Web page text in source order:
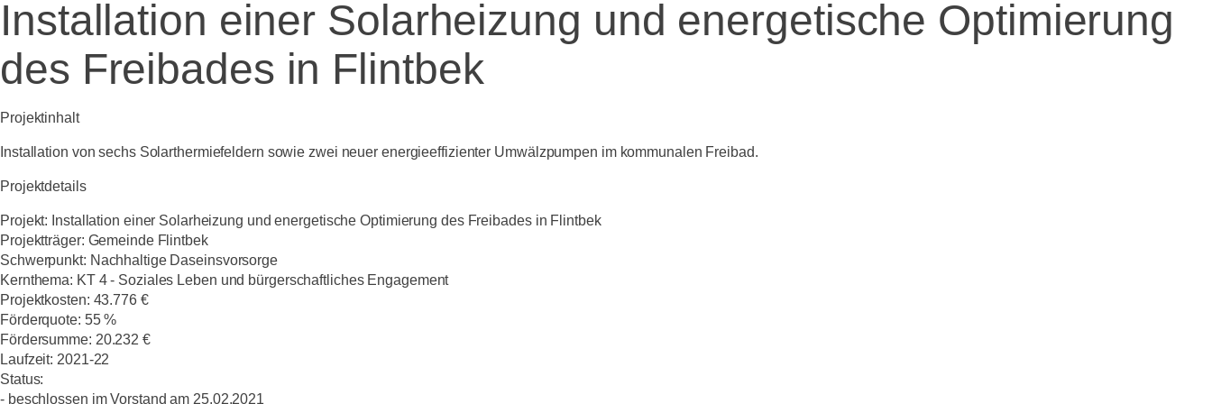
Installation einer Solarheizung und energetische Optimierung
des Freibades in Flintbek
Projektinhalt
Installation von sechs Solarthermiefeldern sowie zwei neuer energieeffizienter Umwälzpumpen im kommunalen Freibad.
Projektdetails
Projekt: Installation einer Solarheizung und energetische Optimierung des Freibades in Flintbek
Projektträger: Gemeinde Flintbek
Schwerpunkt: Nachhaltige Daseinsvorsorge
Kernthema: KT 4 - Soziales Leben und bürgerschaftliches Engagement
Projektkosten: 43.776 €
Förderquote: 55 %
Fördersumme: 20.232 €
Laufzeit: 2021-22
Status:
- beschlossen im Vorstand am 25.02.2021